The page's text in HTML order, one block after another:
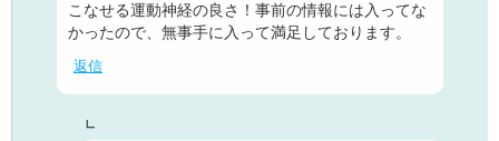
こなせる運動神経の良さ！事前の情報には入ってな
かったので、無事手に入って満足しております。
返信